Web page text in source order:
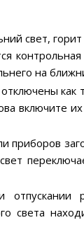
свет,
контрольная
на
как
включите их
приборов
света